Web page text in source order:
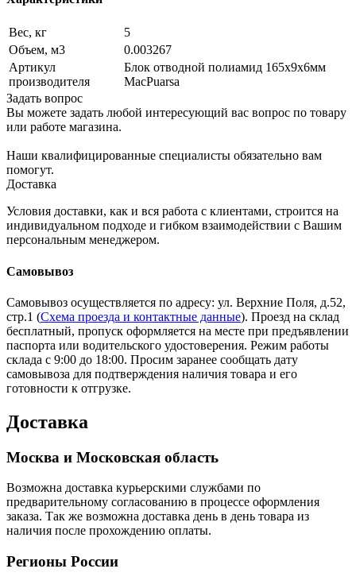
Вес, кг
5
Объем, м3
0.003267
Артикул
производителя
Блок отводной полиамид 165х9х6мм
MacPuarsa
Задать вопрос
Вы можете задать любой интересующий вас вопрос по товару
или работе магазина.
Наши квалифицированные специалисты обязательно вам
помогут.
Доставка
Условия доставки, как и вся работа с клиентами, строится на
индивидуальном подходе и гибком взаимодействии с Вашим
персональным менеджером.
Самовывоз
Самовывоз осуществляется по адресу: ул. Верхние Поля, д.52,
стр.1 (Схема проезда и контактные данные). Проезд на склад
бесплатный, пропуск оформляется на месте при предъявлении
паспорта или водительского удостоверения. Режим работы
склада с 9:00 до 18:00. Просим заранее сообщать дату
самовывоза для подтверждения наличия товара и его
готовности к отгрузке.
Доставка
Москва и Московская область
Возможна доставка курьерскими службами по
предварительному согласованию в процессе оформления
заказа. Так же возможна доставка день в день товара из
наличия после прохождению оплаты.
Регионы России